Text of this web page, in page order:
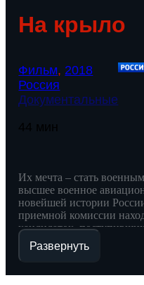
На крыло
Фильм, 2018
Россия
Документальные
44 мин
Их мечта – стать
высшее военное
новейшей истории
приемной комиссии
кандидаток,
чем 30 субъектов РФ, на
Прошел год, они
Теперь они и в небе
именно им предстоит
Развернуть